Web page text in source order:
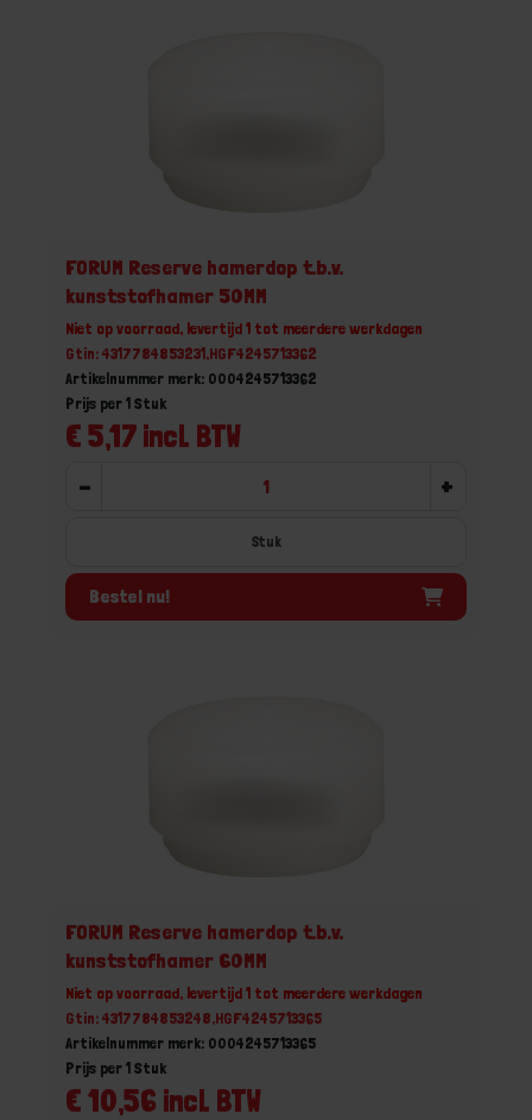
FORUM Reserve hamerdop t.b.v.
kunststofhamer 50MM
Niet op voorraad, levertijd 1 tot meerdere werkdagen
Gtin: 4317784853231,HGF4245713362
Artikelnummer merk: 0004245713362
€ 5,17 incl. BTW
Prijs per 1 Stuk
- +
Stuk
Bestel nu!
FORUM Reserve hamerdop t.b.v.
kunststofhamer 60MM
Niet op voorraad, levertijd 1 tot meerdere werkdagen
Gtin: 4317784853248,HGF4245713365
Artikelnummer merk: 0004245713365
€ 10,56 incl. BTW
Prijs per 1 Stuk